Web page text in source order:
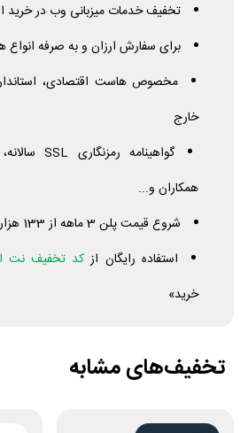
تخفیف خدمات میزبانی وب در خرید
برای سفارش ارزان و به صرفه انواع
مخصوص هاست اقتصادی،
خارج
گواهینامه رمزنگاری SSL
همکاران و...
شروع قیمت پلن 3 ماهه از 133 هزار تومان با بک آپ رایگان
استفاده رایگان از کد تخفیف نت
خرید»
تخفیف‌های مشابه